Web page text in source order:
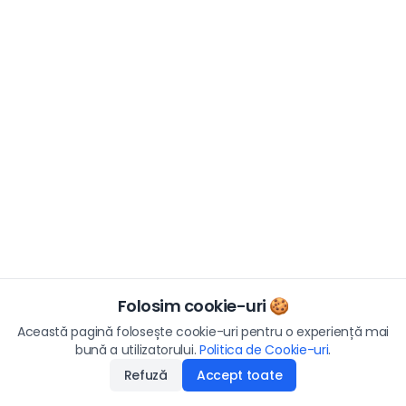
Folosim cookie-uri 🍪
Această pagină folosește cookie-uri pentru o experiență mai
bună a utilizatorului. Politica de Cookie-uri.
Refuză
Accept toate